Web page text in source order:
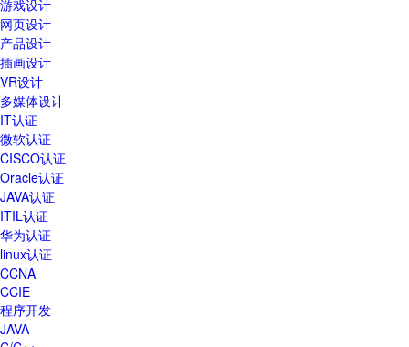
游戏设计
网页设计
产品设计
插画设计
VR设计
多媒体设计
IT认证
微软认证
CISCO认证
Oracle认证
JAVA认证
ITIL认证
华为认证
linux认证
CCNA
CCIE
程序开发
JAVA